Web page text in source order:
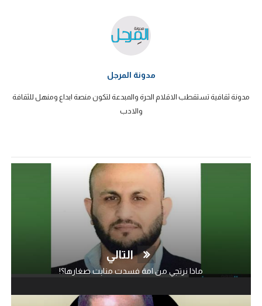
مدونة المرجل
مدونة ثقافية تستقطب الاقلام الحرة والمبدعة لتكون منصة ابداع ومنهل للثقافة
والادب
التالي
ماذا نرتجي من امة فسدت منابت صغارها؟!